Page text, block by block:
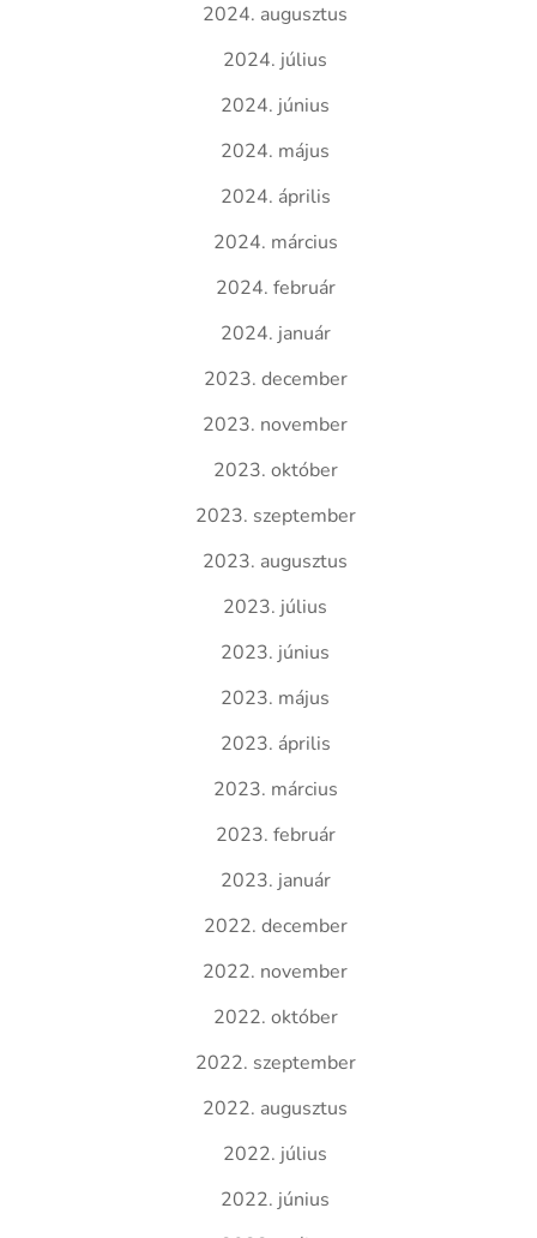
2024. augusztus
2024. július
2024. június
2024. május
2024. április
2024. március
2024. február
2024. január
2023. december
2023. november
2023. október
2023. szeptember
2023. augusztus
2023. július
2023. június
2023. május
2023. április
2023. március
2023. február
2023. január
2022. december
2022. november
2022. október
2022. szeptember
2022. augusztus
2022. július
2022. június